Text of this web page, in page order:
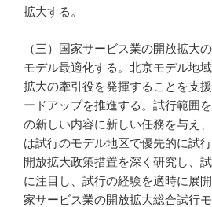
拡大する。
（三）国家サービス業の開放拡大
モデル最適化する。北京モデル地
拡大の牽引役を発揮することを支
ードアップを推進する。試行範囲
の新しい内容に新しい任務を与え
は試行のモデル地区で優先的に試
開放拡大政策措置を深く研究し、
に注目し、試行の経験を適時に展
家サービス業の開放拡大総合試行